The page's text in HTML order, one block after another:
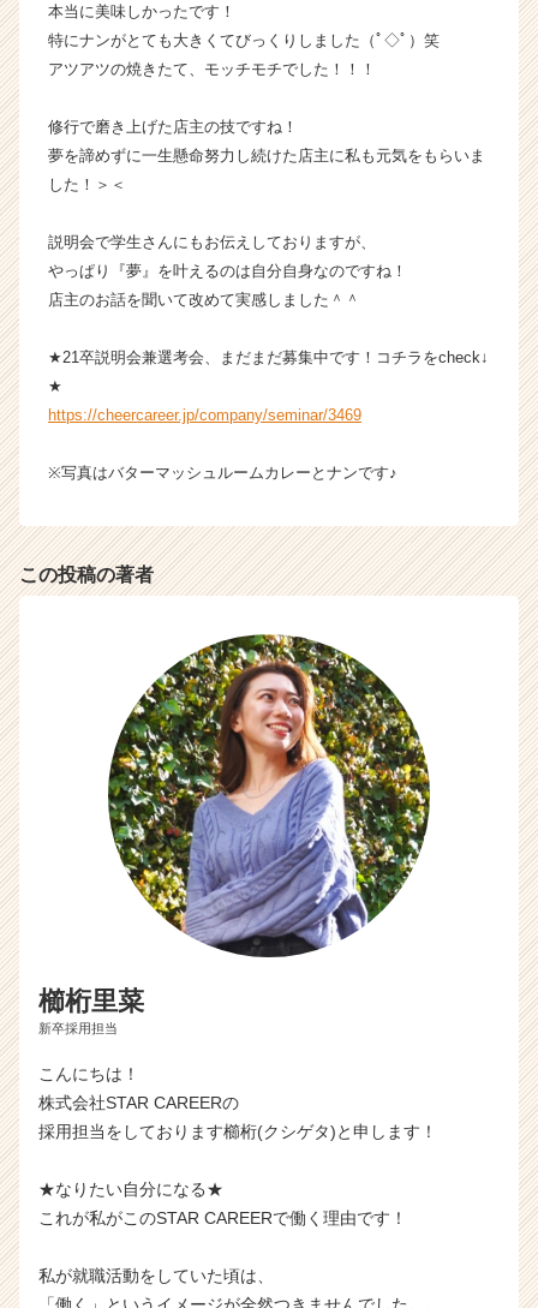
チ
ア
キ
リ
ア
e
r
C
r
r）
本当に美味しかったです！
特にナンがとても大きくてびっくりしました（ﾟ◇ﾟ）笑
アツアツの焼きたて、モッチモチでした！！！
修行で磨き上げた店主の技ですね！
夢を諦めずに一生懸命努力し続けた店主に私も元気をもらいま
した！＞＜
説明会で学生さんにもお伝えしておりますが、
やっぱり『夢』を叶えるのは自分自身なのですね！
店主のお話を聞いて改めて実感しました＾＾
★21卒説明会兼選考会、まだまだ募集中です！コチラをcheck↓
★
https://cheercareer.jp/company/seminar/3469
※写真はバターマッシュルームカレーとナンです♪
この投稿の著者
櫛桁里菜
新卒採用担当
こんにちは！
株式会社STAR CAREERの
採用担当をしております櫛桁(クシゲタ)と申します！
★なりたい自分になる★
これが私がこのSTAR CAREERで働く理由です！
私が就職活動をしていた頃は、
「働く」というイメージが全然つきませんでした。。